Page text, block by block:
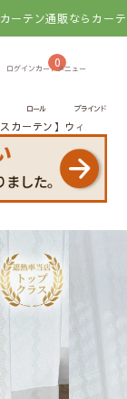
らカーテンズ【公式
0
ロール ブラインド
スカーテン】ウィズペット